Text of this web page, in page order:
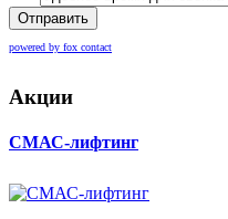
Отправить
powered by fox contact
Акции
СМАС-лифтинг